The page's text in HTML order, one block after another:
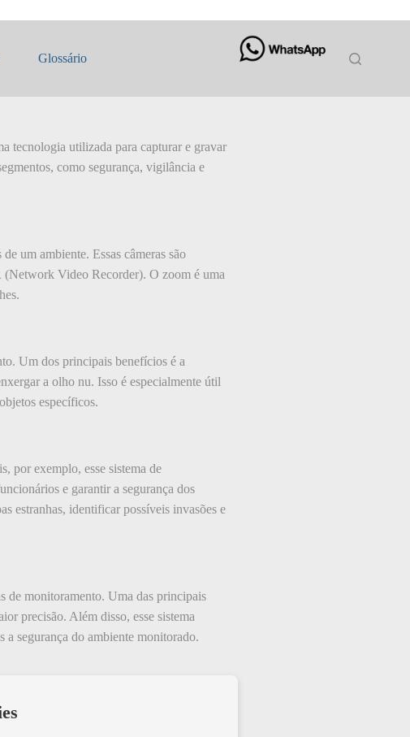
Glossário
tecnologia utilizada para capturar e gravar
como segurança, vigilância e
um ambiente. Essas câmeras são
Video Recorder). O zoom é uma
Um dos principais benefícios é a
a olho nu. Isso é especialmente útil
específicos.
por exemplo, esse sistema de
e garantir a segurança dos
estranhas, identificar possíveis invasões e
de monitoramento. Uma das principais
precisão. Além disso, esse sistema
a segurança do ambiente monitorado.